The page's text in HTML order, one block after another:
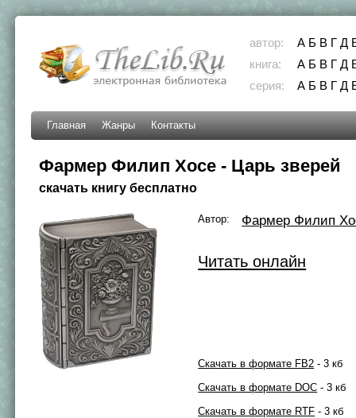
автор: А Б В Г Д
книга:
А Б В Г Д
серия:
А Б В Г Д
Главная Жанры Контакты
Фармер Филип Хосе - Царь зверей
скачать книгу бесплатно
Автор: Фармер Филип
Читать онлайн
Скачать в формате FB2 - 3 кб
Скачать в формате DOC - 3 кб
Скачать в формате RTF - 3 кб